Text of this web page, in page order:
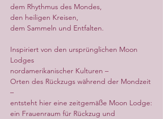
dem Rhythmus des Mondes,
den heiligen Kreisen,
dem Sammeln und Entfalten.
Inspiriert von den ursprünglichen Moon
Lodges
nordamerikanischer Kulturen –
Orten des Rückzugs während der Mondzeit
–
entsteht hier eine zeitgemäße Moon Lodge:
ein Frauenraum für Rückzug und